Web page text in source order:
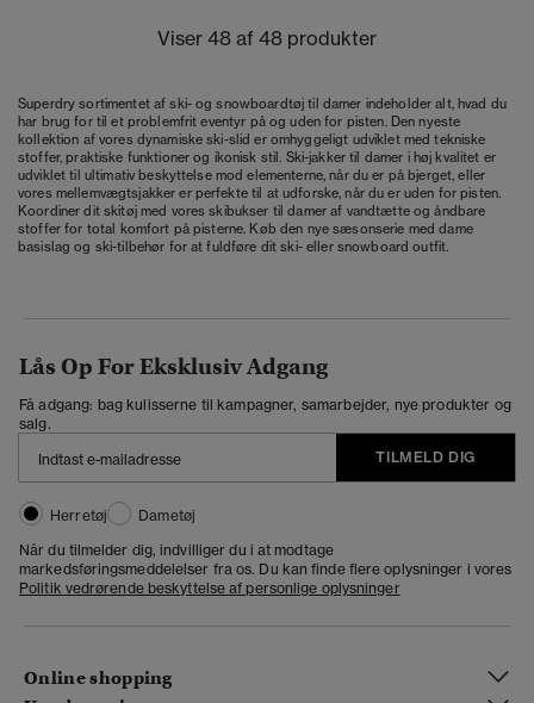
Viser 48 af 48 produkter
Superdry sortimentet af ski- og snowboardtøj til damer indeholder alt, hvad du
har brug for til et problemfrit eventyr på og uden for pisten. Den nyeste
kollektion af vores dynamiske ski-slid er omhyggeligt udviklet med tekniske
stoffer, praktiske funktioner og ikonisk stil. Ski-jakker til damer i høj kvalitet er
udviklet til ultimativ beskyttelse mod elementerne, når du er på bjerget, eller
vores mellemvægtsjakker er perfekte til at udforske, når du er uden for pisten.
Koordiner dit skitøj med voresskibukser til damer af vandtætte og åndbare
stoffer for total komfort på pisterne. Køb den nye sæsonserie meddame
basislag og ski-tilbehør for at fuldføre dit ski- eller snowboard outfit.
Lås Op For Eksklusiv Adgang
Få adgang: bag kulisserne til kampagner, samarbejder, nye produkter og
salg.
TILMELD DIG
Herretøj
Dametøj
Når du tilmelder dig, indvilliger du i at modtage
markedsføringsmeddelelser fra os. Du kan finde flere oplysninger i vores
Politik vedrørende beskyttelse af personlige oplysninger
Online shopping